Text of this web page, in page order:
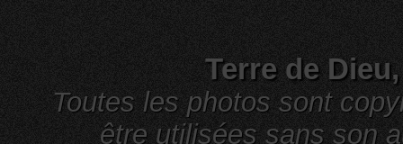
Terre de
Toutes les photos sont
être utilisées sans son